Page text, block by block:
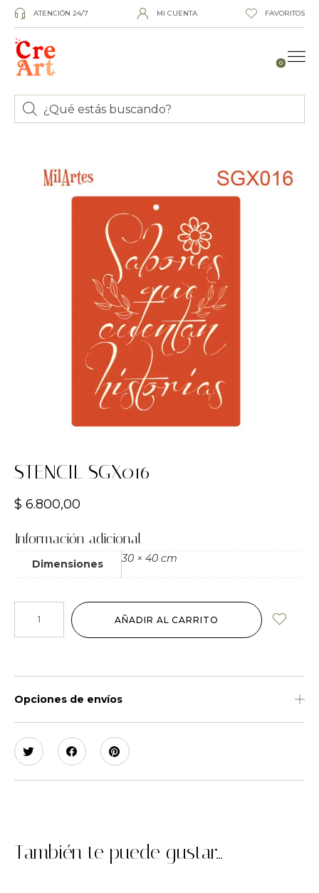
ATENCIÓN 24/7 MI CUENTA FAVORITOS
0
STENCIL SGX016
$ 6.800,00
Información adicional
Dimensiones 30 × 40 cm
AÑADIR AL CARRITO
Opciones de envíos
También te puede gustar...